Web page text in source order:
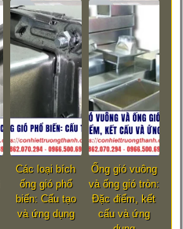
Các loại bích
ống gió phổ
biến: Cấu tạo
và ứng dụng
Ống gió vuông
và ống gió tròn:
Đặc điểm, kết
cấu và ứng